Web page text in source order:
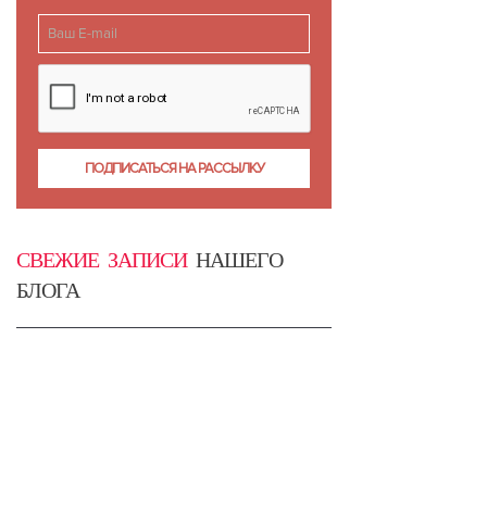
СВЕЖИЕ ЗАПИСИНАШЕГО
БЛОГА